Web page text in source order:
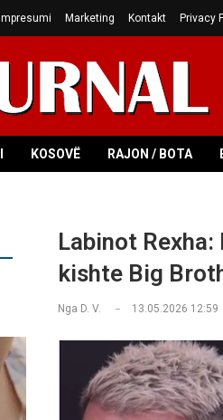
Impresumi Marketing Kontakt Privacy
KOSOVË RAJON / BOTA
Labinot
kishte Big
Nga D. V. 13.05.2026 12:59